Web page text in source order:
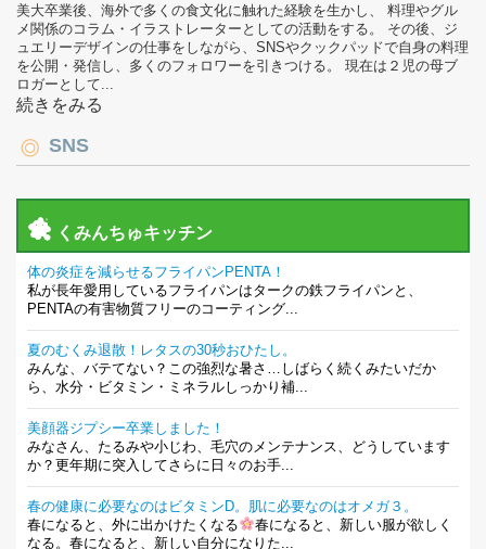
美大卒業後、海外で多くの食文化に触れた経験を生かし、 料理やグル
メ関係のコラム・イラストレーターとしての活動をする。 その後、ジ
ュエリーデザインの仕事をしながら、SNSやクックパッドで自身の料理
を公開・発信し、多くのフォロワーを引きつける。 現在は２児の母ブ
ロガーとして...
続きをみる
SNS
くみんちゅキッチン
体の炎症を減らせるフライパンPENTA！
私が長年愛用しているフライパンはタークの鉄フライパンと、
PENTAの有害物質フリーのコーティング...
夏のむくみ退散！レタスの30秒おひたし。
みんな、バテてない？この強烈な暑さ…しばらく続くみたいだか
ら、水分・ビタミン・ミネラルしっかり補...
美顔器ジプシー卒業しました！
みなさん、たるみや小じわ、毛穴のメンテナンス、どうしています
か？更年期に突入してさらに日々のお手...
春の健康に必要なのはビタミンD。肌に必要なのはオメガ３。
春になると、外に出かけたくなる
春になると、新しい服が欲しく
なる。春になると、新しい自分になりた...